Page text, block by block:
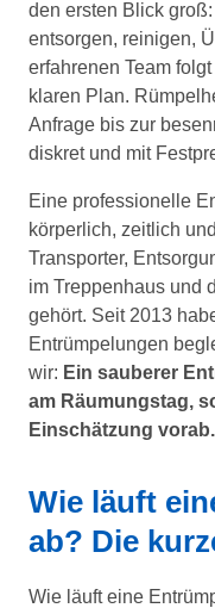
den ersten Blick
entsorgen, reinigen,
erfahrenen Team
klaren Plan.
Anfrage bis zur
diskret und mit
Eine professionelle
körperlich, zeitlich
Transporter,
im Treppenhaus und
gehört. Seit 2013
Entrümpelungen
wir: Ein sauberer
am Räumungstag,
Einschätzung vorab.
Wie läuft
ab? Die
Wie läuft eine